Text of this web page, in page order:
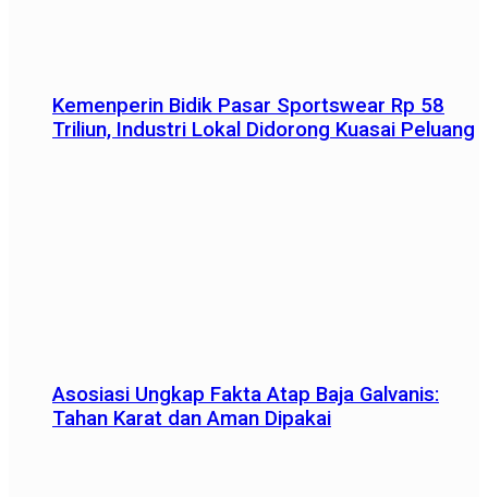
Kemenperin Bidik Pasar Sportswear Rp 58
Triliun, Industri Lokal Didorong Kuasai Peluang
Asosiasi Ungkap Fakta Atap Baja Galvanis:
Tahan Karat dan Aman Dipakai